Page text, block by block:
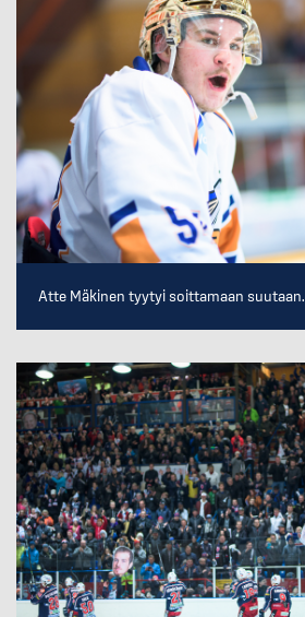
Atte Mäkinen tyytyi soittamaan suutaan.